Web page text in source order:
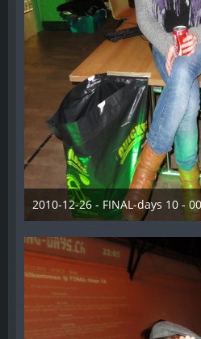
2010-12-26 - FINAL-days 10 -
28. Dezember 2012